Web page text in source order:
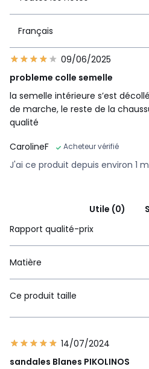
Français
09/06/2025
probleme colle semelle
la semelle intérieure s’est
de marche, le reste de la
qualité
CarolineF
Acheteur vérifié
J'ai ce produit depuis environ 1
Utile (0)
Rapport qualité-prix
Matière
Ce produit taille
14/07/2024
sandales Blanes PIKOLINOS